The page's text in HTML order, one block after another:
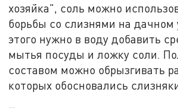
хозяйка", соль можно
борьбы со слизнями на дачном
этого нужно в воду добавить
мытья посуды и ложку соли.
составом можно обрызгивать
которых обосновались